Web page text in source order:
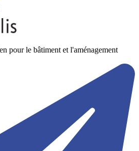
pour le bâtiment et l'aménagement